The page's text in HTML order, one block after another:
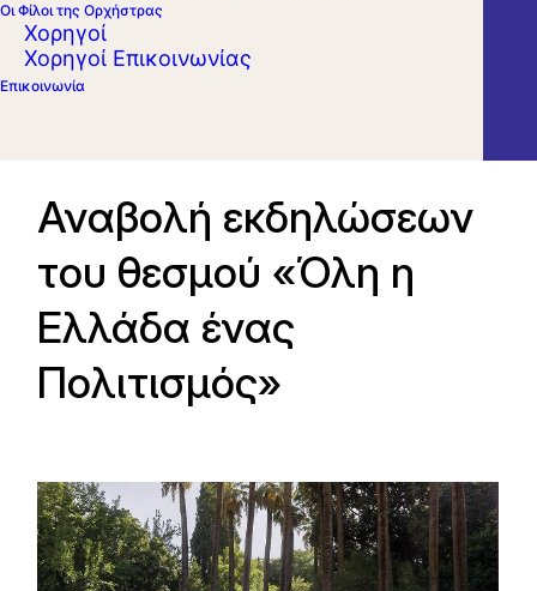
Οι Φίλοι της Ορχήστρας
Χορηγοί
Χορηγοί Επικοινωνίας
Επικοινωνία
Αναβολή εκδηλώσεων
του θεσμού «Όλη η
Ελλάδα ένας
Πολιτισμός»